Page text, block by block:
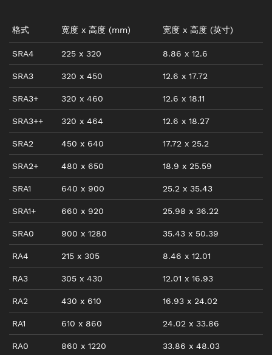
格式 宽度 x 高度 (mm) 宽度 x 高度 (英寸)
SRA4 225 x 320 8.86 x 12.6
SRA3 320 x 450 12.6 x 17.72
SRA3+ 320 x 460 12.6 x 18.11
SRA3++ 320 x 464 12.6 x 18.27
SRA2 450 x 640 17.72 x 25.2
SRA2+ 480 x 650 18.9 x 25.59
SRA1 640 x 900 25.2 x 35.43
SRA1+ 660 x 920 25.98 x 36.22
SRA0 900 x 1280 35.43 x 50.39
RA4 215 x 305 8.46 x 12.01
RA3 305 x 430 12.01 x 16.93
RA2 430 x 610 16.93 x 24.02
RA1 610 x 860 24.02 x 33.86
RA0 860 x 1220 33.86 x 48.03